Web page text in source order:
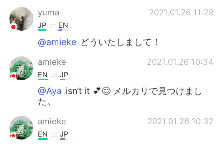
yuma 2021.01.26 11:28
JP EN
@amieke どういたしまして！
amieke 2021.01.26 10:34
EN JP
@Aya isn’t it 💕😊 メルカリで見つけまし
た。
amieke 2021.01.26 10:32
EN JP